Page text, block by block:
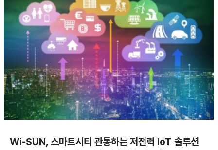
Wi-SUN, ​스마트시티 관통하는 저전력 IoT 솔루션